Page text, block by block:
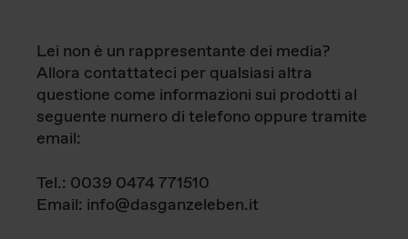
Lei non è un rappresentante dei media?
Allora contattateci per qualsiasi altra
questione come informazioni sui prodotti al
seguente numero di telefono oppure tramite
email:
Tel.: 0039 0474 771510
Email: info@dasganzeleben.it